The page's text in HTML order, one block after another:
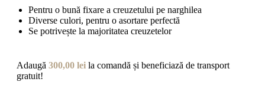
Pentru o bună fixare a creuzetului pe narghilea
Diverse culori, pentru o asortare perfectă
Se potrivește la majoritatea creuzetelor
Adaugă 300,00 lei la comandă și beneficiază de transport
gratuit!